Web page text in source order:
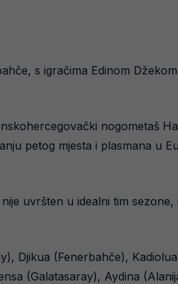
s igračima Edinom
nogometaš
petog mjesta i plasmana u
uvršten u idealni tim
Djikua (Fenerbahče),
(Galatasaray), Aydina